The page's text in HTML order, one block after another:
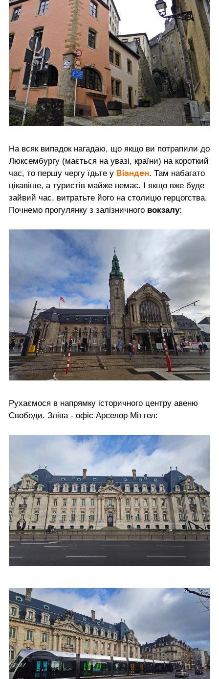
На всяк випадок нагадаю, що якщо ви потрапили до
Люксембургу (мається на увазі, країни) на короткий
час, то першу чергу їдьте у Віанден. Там набагато
цікавіше, а туристів майже немає. І якщо вже буде
зайвий час, витратьте його на столицю герцогства.
Почнемо прогулянку з залізничного вокзалу:
Рухаємося в напрямку історичного центру авеню
Свободи. Зліва - офіс Арселор Міттел: